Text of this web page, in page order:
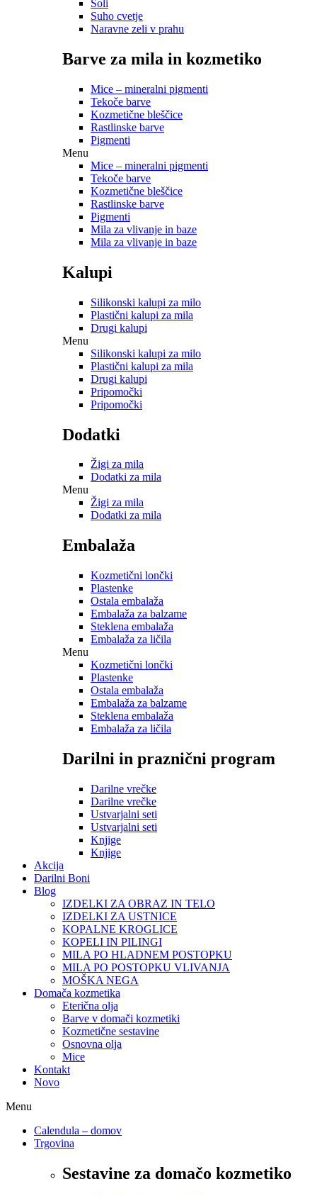
Soli
Suho cvetje
Naravne zeli v prahu
Barve za mila in kozmetiko
Mice – mineralni pigmenti
Tekoče barve
Kozmetične bleščice
Rastlinske barve
Pigmenti
Menu
Mice – mineralni pigmenti
Tekoče barve
Kozmetične bleščice
Rastlinske barve
Pigmenti
Mila za vlivanje in baze
Mila za vlivanje in baze
Kalupi
Silikonski kalupi za milo
Plastični kalupi za mila
Drugi kalupi
Menu
Silikonski kalupi za milo
Plastični kalupi za mila
Drugi kalupi
Pripomočki
Pripomočki
Dodatki
Žigi za mila
Dodatki za mila
Menu
Žigi za mila
Dodatki za mila
Embalaža
Kozmetični lončki
Plastenke
Ostala embalaža
Embalaža za balzame
Steklena embalaža
Embalaža za ličila
Menu
Kozmetični lončki
Plastenke
Ostala embalaža
Embalaža za balzame
Steklena embalaža
Embalaža za ličila
Darilni in praznični program
Darilne vrečke
Darilne vrečke
Ustvarjalni seti
Ustvarjalni seti
Knjige
Knjige
Akcija
Darilni Boni
Blog
IZDELKI ZA OBRAZ IN TELO
IZDELKI ZA USTNICE
KOPALNE KROGLICE
KOPELI IN PILINGI
MILA PO HLADNEM POSTOPKU
MILA PO POSTOPKU VLIVANJA
MOŠKA NEGA
Domača kozmetika
Eterična olja
Barve v domači kozmetiki
Kozmetične sestavine
Osnovna olja
Mice
Kontakt
Novo
Menu
Calendula – domov
Trgovina
Sestavine za domačo kozmetiko